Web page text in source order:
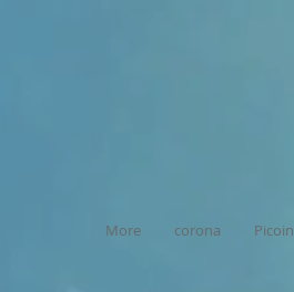
Picoin
corona
More